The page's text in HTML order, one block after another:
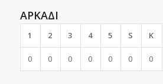
ΑΡΚΑΔΙ
1 2 3 4 5 S K
0 0 0 0 0 0 0